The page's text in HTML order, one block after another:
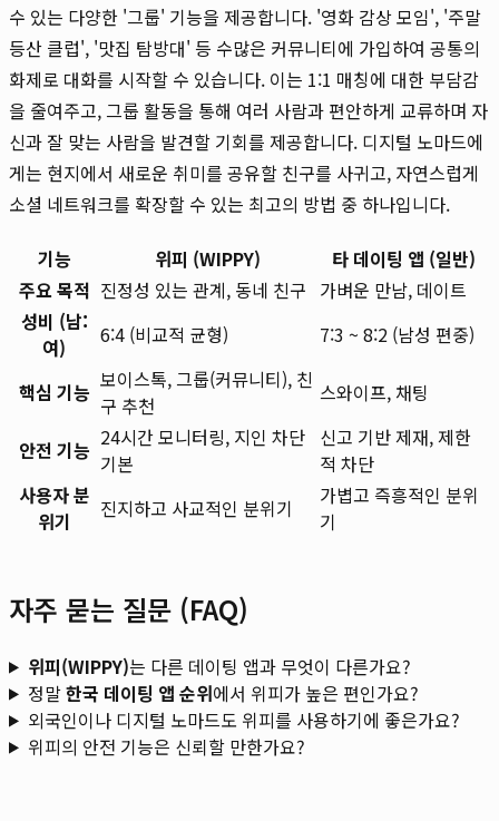
수 있는 다양한 '그룹' 기능을 제공합니다. '영화 감상 모임', '주말
등산 클럽', '맛집 탐방대' 등 수많은 커뮤니티에 가입하여 공통의
화제로 대화를 시작할 수 있습니다. 이는 1:1 매칭에 대한 부담감
을 줄여주고, 그룹 활동을 통해 여러 사람과 편안하게 교류하며 자
신과 잘 맞는 사람을 발견할 기회를 제공합니다. 디지털 노마드에
게는 현지에서 새로운 취미를 공유할 친구를 사귀고, 자연스럽게
소셜 네트워크를 확장할 수 있는 최고의 방법 중 하나입니다.
기능 위피 (WIPPY)
타 데이팅 앱 (일반)
주요 목적 진정성 있는 관계, 동네 친구 가벼운 만남, 데이트
성비 (남:
여)
6:4 (비교적 균형) 7:3 ~ 8:2 (남성 편중)
핵심 기능 보이스톡, 그룹(커뮤니티), 친
구 추천
스와이프, 채팅
안전 기능 24시간 모니터링, 지인 차단
기본
신고 기반 제재, 제한
적 차단
사용자 분
위기
진지하고 사교적인 분위기
가볍고 즉흥적인 분위
기
자주 묻는 질문 (FAQ)
위피(WIPPY)는 다른 데이팅 앱과 무엇이 다른가요?
정말한국 데이팅 앱 순위에서 위피가 높은 편인가요?
외국인이나 디지털 노마드도 위피를 사용하기에 좋은가요?
위피의 안전 기능은 신뢰할 만한가요?